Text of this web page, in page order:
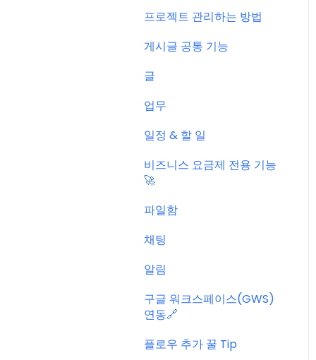
KT cloud BizWorks 서버
프로젝트 관리하는 방법
게시글 공통 기능
글
업무
일정 & 할 일
비즈니스 요금제 전용 기능
🚀
파일함
채팅
알림
구글 워크스페이스(GWS)
연동🔗
플로우 추가 꿀 Tip